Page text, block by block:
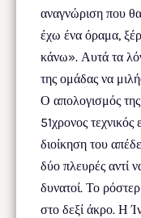
αναγνώριση που
έχω ένα όραμα,
κάνω». Αυτά τα
της ομάδας να
Ο απολογισμός
51χρονος
διοίκηση του
δύο πλευρές αντί
δυνατοί. Το
στο δεξί άκρο. Η